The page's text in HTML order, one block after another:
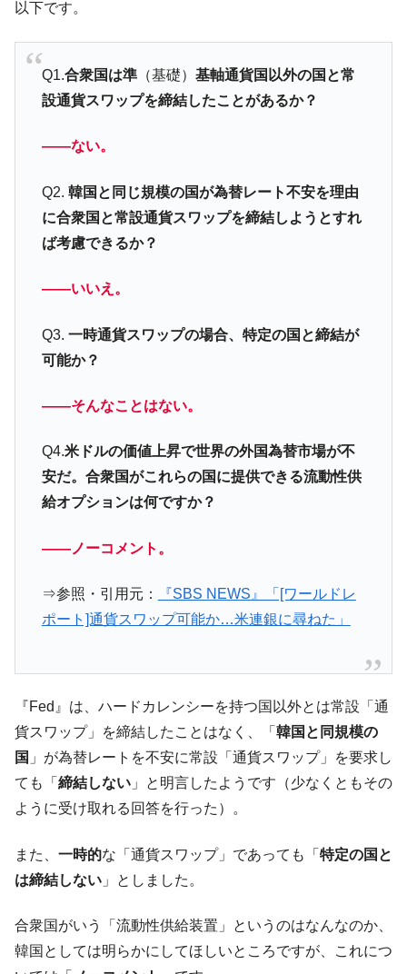
に韓国がいっちょがみしたのでは。
『Money1』
韓国政府『BYD』車への補助金を全廃 ⇒ 実
は韓国で『BYD』車は売れている。6カ月で対前年同期比
1.9倍！
ドを掲げる「在韓反米勢力」
『Money1』
韓国政府「2035年までに18.4GW規模のAIデ
ータセンター整備」⇒ だから無理だってば。
『Money1』
JPモルガン「韓国レバレッジETFの清算は
ほぼ終わった」
『Money1』
『Money1』
韓国政府「ニセＫ-ブランドを通報しようキ
ャンペーン」⇒ あの名物教授も登場！
ぎ」では。
営業利益80.2％も減少
『Money1』
米国下院「韓国の公務員個人をターゲット
にぶん殴る法案」提出！⇒ クーパン問題は合衆国企業に対
『Money1』
韓国ボンクラ政策室長･金容範、株価暴落に
『Money1』
韓国半導体『SKハイニックス』2026年2Qの
業績「史上最高益」当期純利益は前年同期比13.4倍に。
塊！
Fact1
夏の甲子園、優勝校を最も多く輩出している都道
府県とは？
Fact1 今話題の「楽天ライオンズ」とは？
Fact1 奇跡の毛色「白毛馬」とは？
Fact1
全て勝つといくら？ 競馬GI競走で勝利騎手がもら
平成仮面ライダーの意外すぎるモチーフとは？
なスーパーリーグとは？
Fact1
日本人マスターズ挑戦の歴史。松山以前に最高位
だった選手とは？
以下です。
Q1.合衆国は準（基礎） 基軸通貨国以外の国と常
設通貨スワップを締結したことがあるか？
――ない。
Q2. 韓国と同じ規模の国が為替レート不安を理由
に合衆国と常設通貨スワップを締結しようとすれ
ば考慮できるか？
――いいえ。
Q3. 一時通貨スワップの場合、特定の国と締結が
可能か？
――そんなことはない。
Q4.米ドルの価値上昇で世界の外国為替市場が不
安だ。合衆国がこれらの国に提供できる流動性供
給オプションは何ですか？
――ノーコメント。
⇒参照・引用元：
『SBS NEWS』「[ワールドレ
ポート]通貨スワップ可能か…米連銀に尋ねた」
『Fed』は、ハードカレンシーを持つ国以外とは常設「通
貨スワップ」を締結したことはなく、「 韓国と同規模の
国 」が為替レートを不安に常設「通貨スワップ」を要求し
ても「 締結しない 」と明言したようです（少なくともその
ように受け取れる回答を行った）。
また、 一時的な「通貨スワップ」であっても「 特定の国と
は締結しない 」としました。
合衆国がいう「流動性供給装置」というのはなんなのか、
韓国としては明らかにしてほしいところですが、これにつ